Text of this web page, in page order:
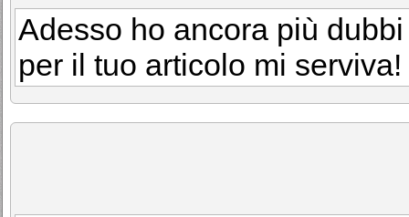
Adesso ho ancora più
per il tuo articolo mi serviva!